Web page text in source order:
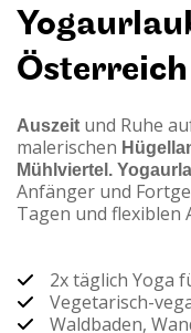
Österreich
Auszeit und Ruhe
malerischen
Mühlviertel.
Anfänger und
Tagen und flexiblen
2x täglich Yoga
Vegetarisch-
Waldbaden,